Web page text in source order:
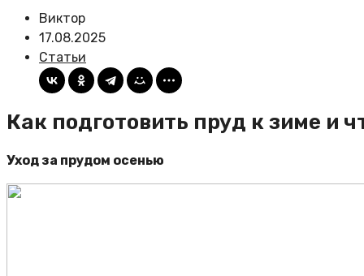
Виктор
17.08.2025
Статьи
Как подготовить пруд к зиме и
Уход за прудом осенью